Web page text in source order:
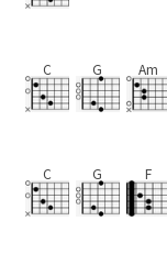
C G Am
C G F